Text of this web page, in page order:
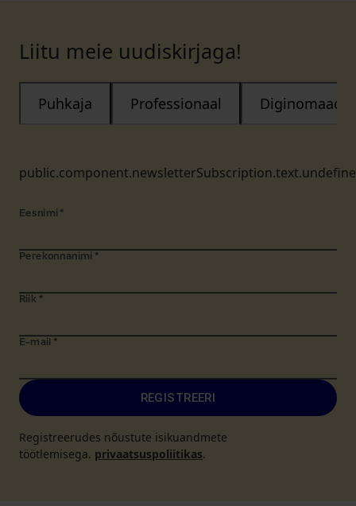
Liitu meie uudiskirjaga!
Puhkaja Professionaal Diginomaad
Eesnimi *
Perekonnanimi *
Riik *
E-mail *
REGISTREERI
Registreerudes nõustute isikuandmete
töötlemisega. privaatsuspoliitikas.